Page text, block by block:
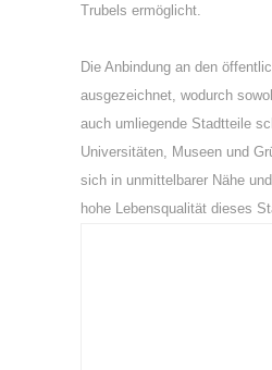
Trubels ermöglicht.
Die Anbindung an den
ausgezeichnet, wodurch
auch umliegende Stadtteile
Universitäten, Museen und
sich in unmittelbarer Nähe
hohe Lebensqualität dieses